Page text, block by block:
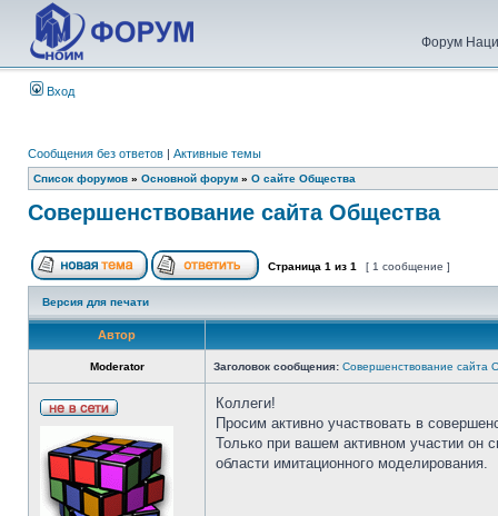
Форум
Вход
Сообщения без ответов | Активные темы
Список форумов » Основной форум » О сайте Общества
Совершенствование сайта Общества
Страница 1 из 1 [ 1 сообщение ]
Версия для печати
Автор
Moderator Заголовок сообщения: Совершенствование сайта
Коллеги!
Просим активно участвовать в
Только при вашем активном участии он
области имитационного моделирования.